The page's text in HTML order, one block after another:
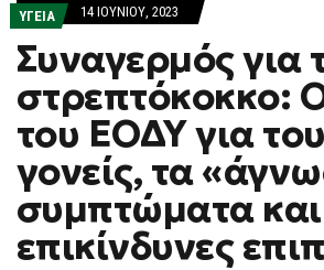
ΥΓΕΙΑ
14 ΙΟΥΝΊΟΥ, 2023
Συναγερμός για
στρεπτόκοκκο:
του ΕΟΔΥ για
γονείς, τα
συμπτώματα και
επικίνδυνες